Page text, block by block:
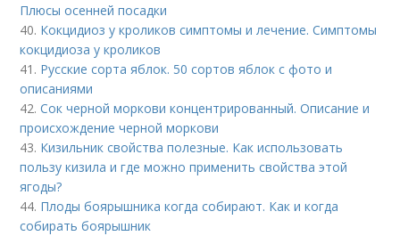
Плюсы осенней посадки
40. Кокцидиоз у кроликов симптомы и лечение. Симптомы
кокцидиоза у кроликов
41. Русские сорта яблок. 50 сортов яблок с фото и
описаниями
42.Сок черной моркови концентрированный. Описание и
происхождение черной моркови
43. Кизильник свойства полезные. Как использовать
пользу кизила и где можно применить свойства этой
ягоды?
44. Плоды боярышника когда собирают. Как и когда
собирать боярышник